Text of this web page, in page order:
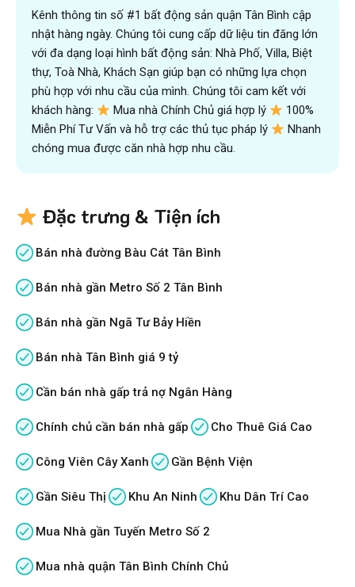
Kênh thông tin số #1 bất động sản quận Tân Bình cập
nhật hàng ngày. Chúng tôi cung cấp dữ liệu tin đăng lớn
với đa dạng loại hình bất động sản: Nhà Phố, Villa, Biệt
thự, Toà Nhà, Khách Sạn giúp bạn có những lựa chọn
phù hợp với nhu cầu của mình. Chúng tôi cam kết với
khách hàng:
Mua nhà Chính Chủ giá hợp lý
100%
Miễn Phí Tư Vấn và hỗ trợ các thủ tục pháp lý
Nhanh
chóng mua được căn nhà hợp nhu cầu.
Đặc trưng & Tiện ích
Bán nhà đường Bàu Cát Tân Bình
Bán nhà gần Metro Số 2 Tân Bình
Bán nhà gần Ngã Tư Bảy Hiền
Bán nhà Tân Bình giá 9 tỷ
Cần bán nhà gấp trả nợ Ngân Hàng
Chính chủ cần bán nhà gấp Cho Thuê Giá Cao
Công Viên Cây Xanh Gần Bệnh Viện
Gần Siêu Thị Khu An Ninh Khu Dân Trí Cao
Mua Nhà gần Tuyến Metro Số 2
Mua nhà quận Tân Bình Chính Chủ